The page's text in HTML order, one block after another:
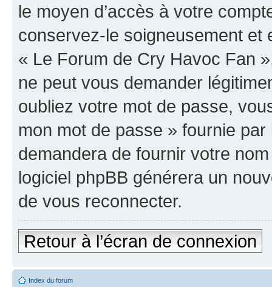
le moyen d’accès à votre
conservez-le soigneusement et
« Le Forum de Cry Havoc Fan
ne peut vous demander
oubliez votre mot de passe,
mon mot de passe » fournie
demandera de fournir votre
logiciel phpBB générera un
de vous reconnecter.
Retour à l’écran de connexion
Index du forum